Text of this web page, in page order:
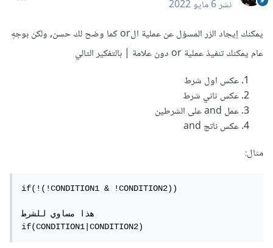
نشر6 مايو 2022
يمكنك إيجاد الزر المسؤل عن عملية الor كما وضح لك حسن, ولكن بوجهٍ
عام يمكنك تنفيذ عملية or دون علامة | بالتفكير التالي
عكس اول شرط
عكس ثاني شرط
عمل and على الشرطين
عكس ناتج and
مثال:
if(!(!CONDITION1 & !CONDITION2))
هذا مساوي للشرط
if(CONDITION1|CONDITION2)